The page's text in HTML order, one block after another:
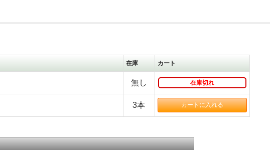
在庫 カート
無し 在庫切れ
3本